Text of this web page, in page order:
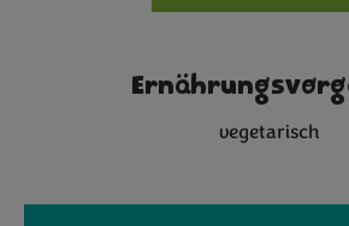
vegetarisch